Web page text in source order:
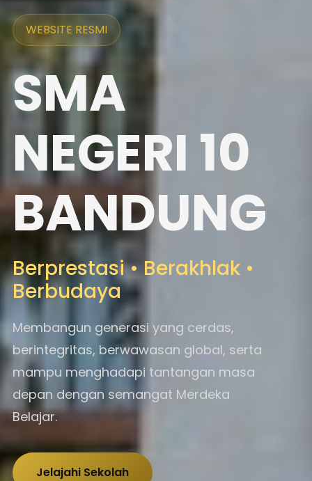
WEBSITE RESMI
SMA
NEGERI 10
BANDUNG
Berprestasi • Berakhlak •
Berbudaya
Membangun generasi yang cerdas,
berintegritas, berwawasan global, serta
mampu menghadapi tantangan masa
depan dengan semangat Merdeka
Belajar.
Jelajahi Sekolah